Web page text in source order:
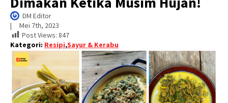
DM Editor
| Mei 7th, 2023
Post Views: 847
Kategori: Resipi,Sayur & Kerabu